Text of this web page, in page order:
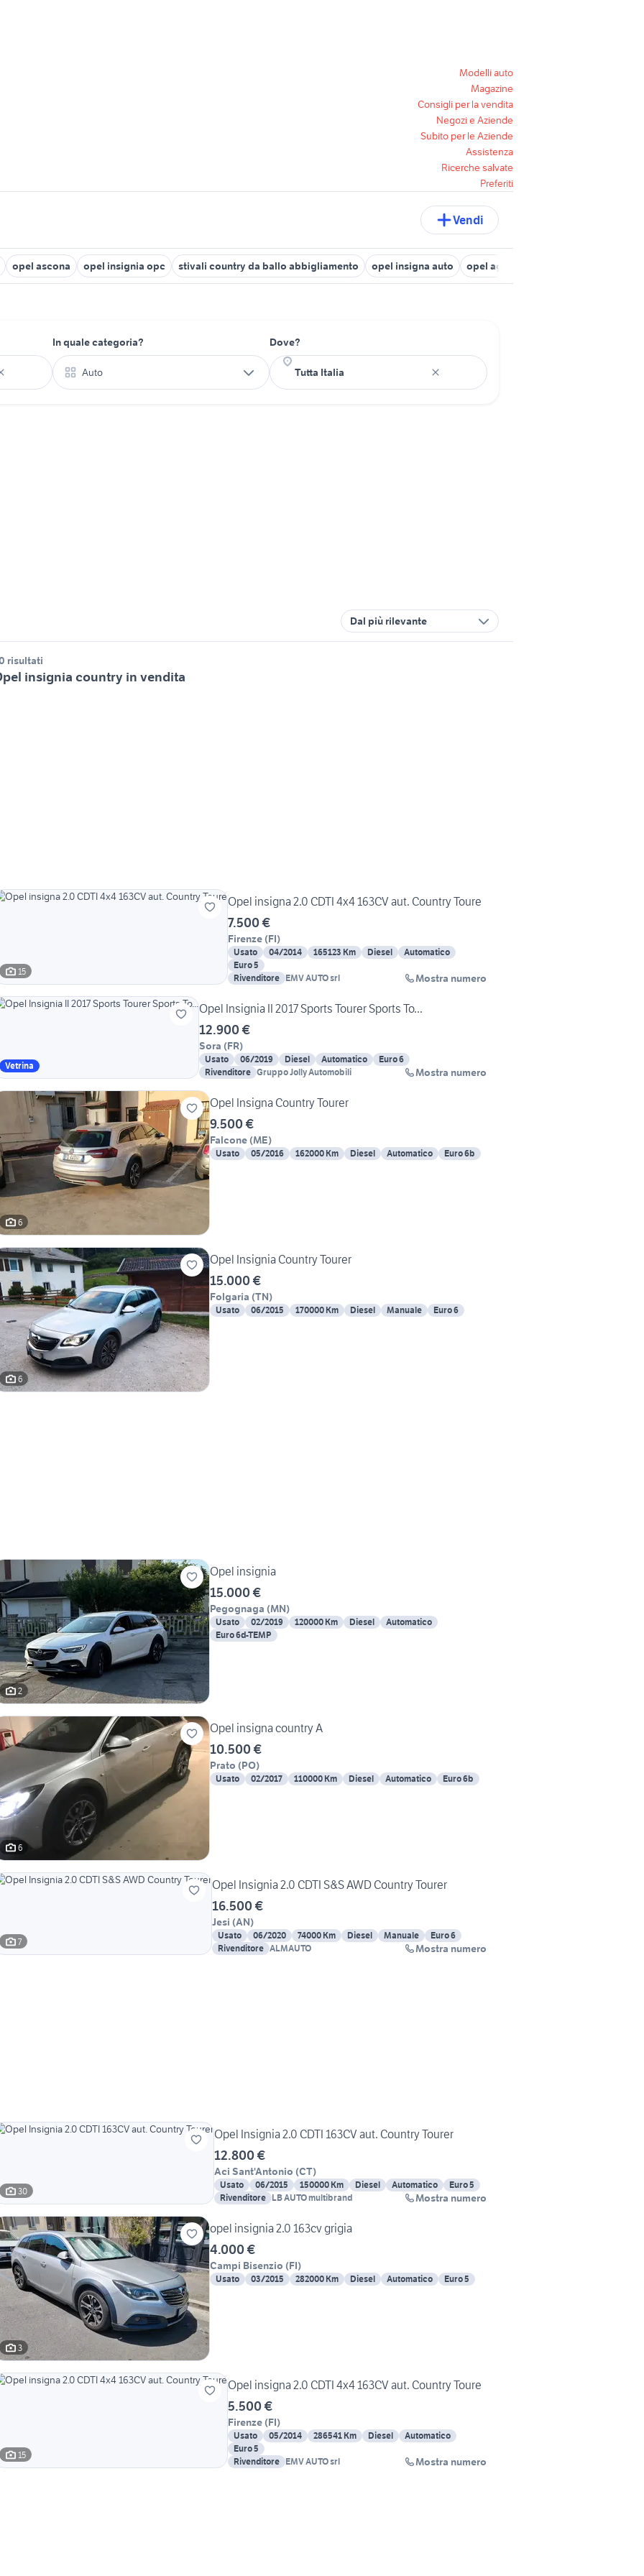
Modelli auto
Magazine
Consigli per la vendita
Negozi e Aziende
Subito per le Aziende
Assistenza
Ricerche salvate
Preferiti
Vendi
opel ascona opel insignia opc stivali country da ballo abbigliamento opel insigna auto opel agila prima serie usata
In quale categoria?
Auto
Dove?
Dal più rilevante
risultati
insignia country in vendita
15
Opel insigna 2.0 CDTI 4x4 163CV aut. Country Toure
7.500 €
Firenze (FI)
Usato 04/2014 165123 Km Diesel
Automatico
Euro 5
Rivenditore EMV AUTO srl Mostra numero
Vetrina
Opel Insignia II 2017 Sports Tourer Sports To...
12.900 €
Sora (FR)
Usato 06/2019 Diesel Automatico
Euro 6
Rivenditore Gruppo Jolly Automobili Mostra numero
6
Opel Insigna Country Tourer
9.500 €
Falcone (ME)
Usato 05/2016 162000 Km Diesel Automatico Euro 6b
6
Opel Insignia Country Tourer
15.000 €
Folgaria (TN)
Usato 06/2015 170000 Km Diesel Manuale Euro 6
2
Opel insignia
15.000 €
Pegognaga (MN)
Usato 02/2019 120000 Km Diesel
Automatico
Euro 6d-TEMP
6
Opel insigna country A
10.500 €
Prato (PO)
Usato 02/2017 110000 Km Diesel Automatico Euro 6b
7
Opel Insignia 2.0 CDTI S&S AWD Country Tourer
16.500 €
Jesi (AN)
Usato 06/2020 74000 Km Diesel Manuale
Euro 6
Rivenditore ALMAUTO Mostra numero
30
Opel Insignia 2.0 CDTI 163CV aut. Country Tourer
12.800 €
Aci Sant'Antonio (CT)
Usato 06/2015 150000 Km Diesel Automatico
Euro 5
Rivenditore LB AUTO multibrand Mostra numero
3
opel insignia 2.0 163cv grigia
4.000 €
Campi Bisenzio (FI)
Usato 03/2015 282000 Km Diesel Automatico Euro 5
15
Opel insigna 2.0 CDTI 4x4 163CV aut. Country Toure
5.500 €
Firenze (FI)
Usato 05/2014 286541 Km Diesel
Automatico
Euro 5
Rivenditore EMV AUTO srl Mostra numero